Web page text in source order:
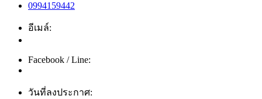
0994159442
อีเมล์:
Facebook / Line:
วันที่ลงประกาศ: